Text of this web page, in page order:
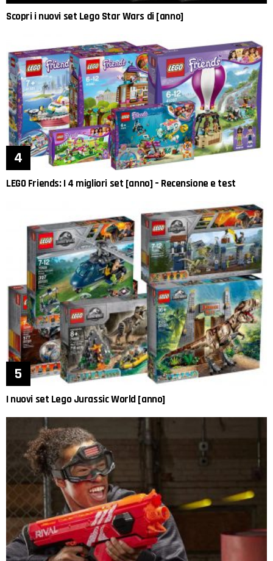
Scopri i nuovi set Lego Star Wars di [anno]
LEGO Friends: I 4 migliori set [anno] – Recensione e test
I nuovi set Lego Jurassic World [anno]